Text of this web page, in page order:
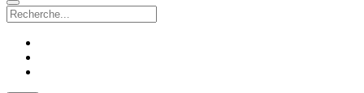
Recherche